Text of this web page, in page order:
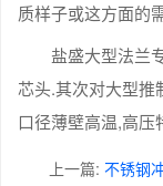
质样子或这方面的
盐盛大型法兰
芯头.其次对大型推
口径薄壁高温,高
上一篇: 不锈钢